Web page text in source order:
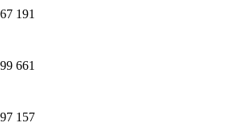
191
661
157